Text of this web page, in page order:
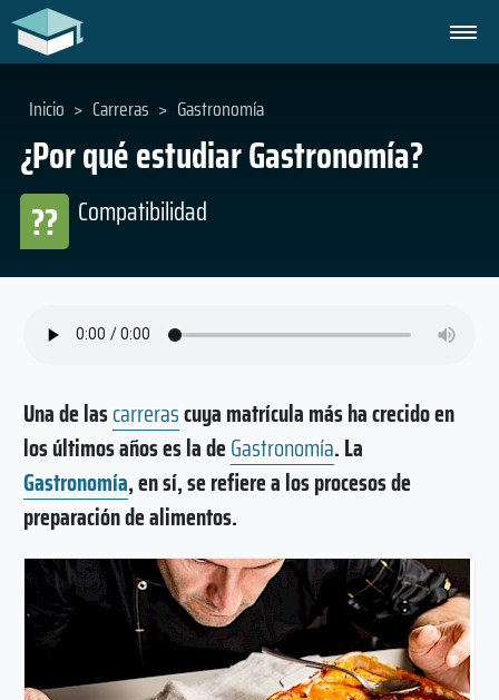
¿Por qué estudiar Gastronomía?
Compatibilidad
??
Inicio > Carreras > Gastronomía
Una de lascarrerascuya matrícula más ha crecido en
los últimos años es la deGastronomía. La
Gastronomía, en sí, se refiere a los procesos de
preparación de alimentos.